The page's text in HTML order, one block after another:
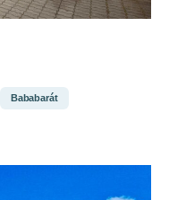
Bababarát